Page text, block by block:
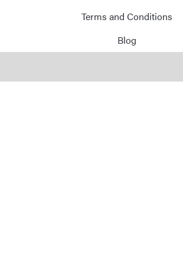
Terms and Conditions
Blog